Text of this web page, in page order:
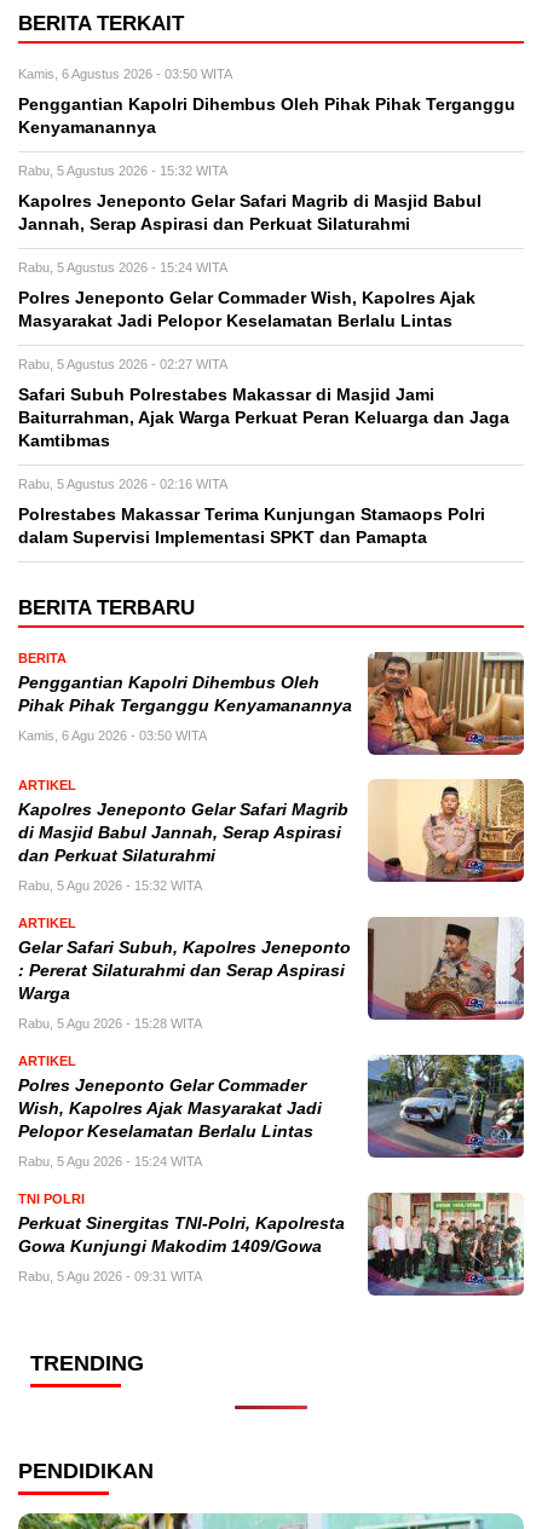
BERITA TERKAIT
Kamis, 6 Agustus 2026 - 03:50 WITA
Penggantian Kapolri Dihembus Oleh Pihak Pihak Terganggu
Kenyamanannya
Rabu, 5 Agustus 2026 - 15:32 WITA
Kapolres Jeneponto Gelar Safari Magrib di Masjid Babul
Jannah, Serap Aspirasi dan Perkuat Silaturahmi
Rabu, 5 Agustus 2026 - 15:24 WITA
Polres Jeneponto Gelar Commader Wish, Kapolres Ajak
Masyarakat Jadi Pelopor Keselamatan Berlalu Lintas
Rabu, 5 Agustus 2026 - 02:27 WITA
Safari Subuh Polrestabes Makassar di Masjid Jami
Baiturrahman, Ajak Warga Perkuat Peran Keluarga dan Jaga
Kamtibmas
Rabu, 5 Agustus 2026 - 02:16 WITA
Polrestabes Makassar Terima Kunjungan Stamaops Polri
dalam Supervisi Implementasi SPKT dan Pamapta
BERITA TERBARU
BERITA
Penggantian Kapolri Dihembus Oleh
Pihak Pihak Terganggu Kenyamanannya
Kamis, 6 Agu 2026 - 03:50 WITA
ARTIKEL
Kapolres Jeneponto Gelar Safari Magrib
di Masjid Babul Jannah, Serap Aspirasi
dan Perkuat Silaturahmi
Rabu, 5 Agu 2026 - 15:32 WITA
ARTIKEL
Gelar Safari Subuh, Kapolres Jeneponto
: Pererat Silaturahmi dan Serap Aspirasi
Warga
Rabu, 5 Agu 2026 - 15:28 WITA
ARTIKEL
Polres Jeneponto Gelar Commader
Wish, Kapolres Ajak Masyarakat Jadi
Pelopor Keselamatan Berlalu Lintas
Rabu, 5 Agu 2026 - 15:24 WITA
TNI POLRI
Perkuat Sinergitas TNI-Polri, Kapolresta
Gowa Kunjungi Makodim 1409/Gowa
Rabu, 5 Agu 2026 - 09:31 WITA
TRENDING
PENDIDIKAN